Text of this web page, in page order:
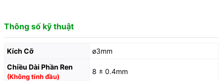
Thông số kỹ thuật
Kích Cỡ
ø3mm
Chiều Dài Phần Ren
(Không tính đầu)
8 ± 0.4mm